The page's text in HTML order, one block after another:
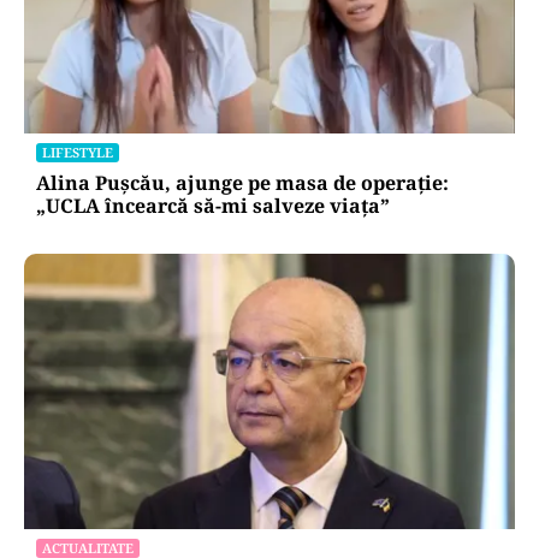
LIFESTYLE
Alina Pușcău, ajunge pe masa de operație:
„UCLA încearcă să-mi salveze viața”
ACTUALITATE